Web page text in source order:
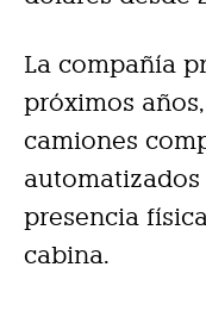
La compañía
próximos
camiones
automatizados
presencia
cabina.